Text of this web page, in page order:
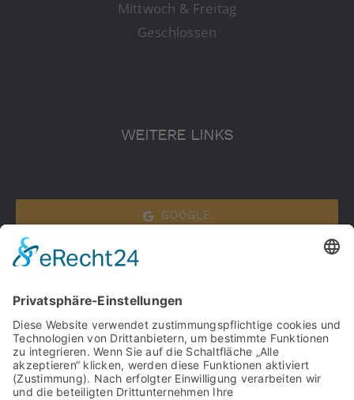
Mittwoch & Freitag
Geschlossen
WEITERE LINKS
GOOGLE
Datenschutz
Impressum